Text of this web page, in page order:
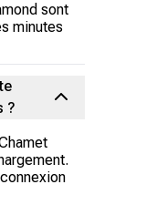
sont
minutes
?